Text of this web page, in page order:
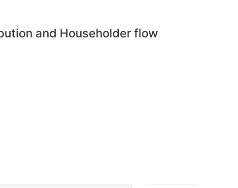
and Householder flow